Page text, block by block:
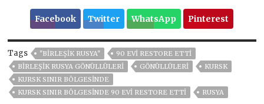
Facebook Twitter WhatsApp Pinterest
Tags "BIRLEŞIK RUSYA"
90 EVI RESTORE ETTI
BIRLEŞIK RUSYA GÖNÜLLÜLERI
GÖNÜLLÜLERI
KURSK
KURSK SINIR BÖLGESINDE
KURSK SINIR BÖLGESINDE 90 EVI RESTORE ETTI
RUSYA